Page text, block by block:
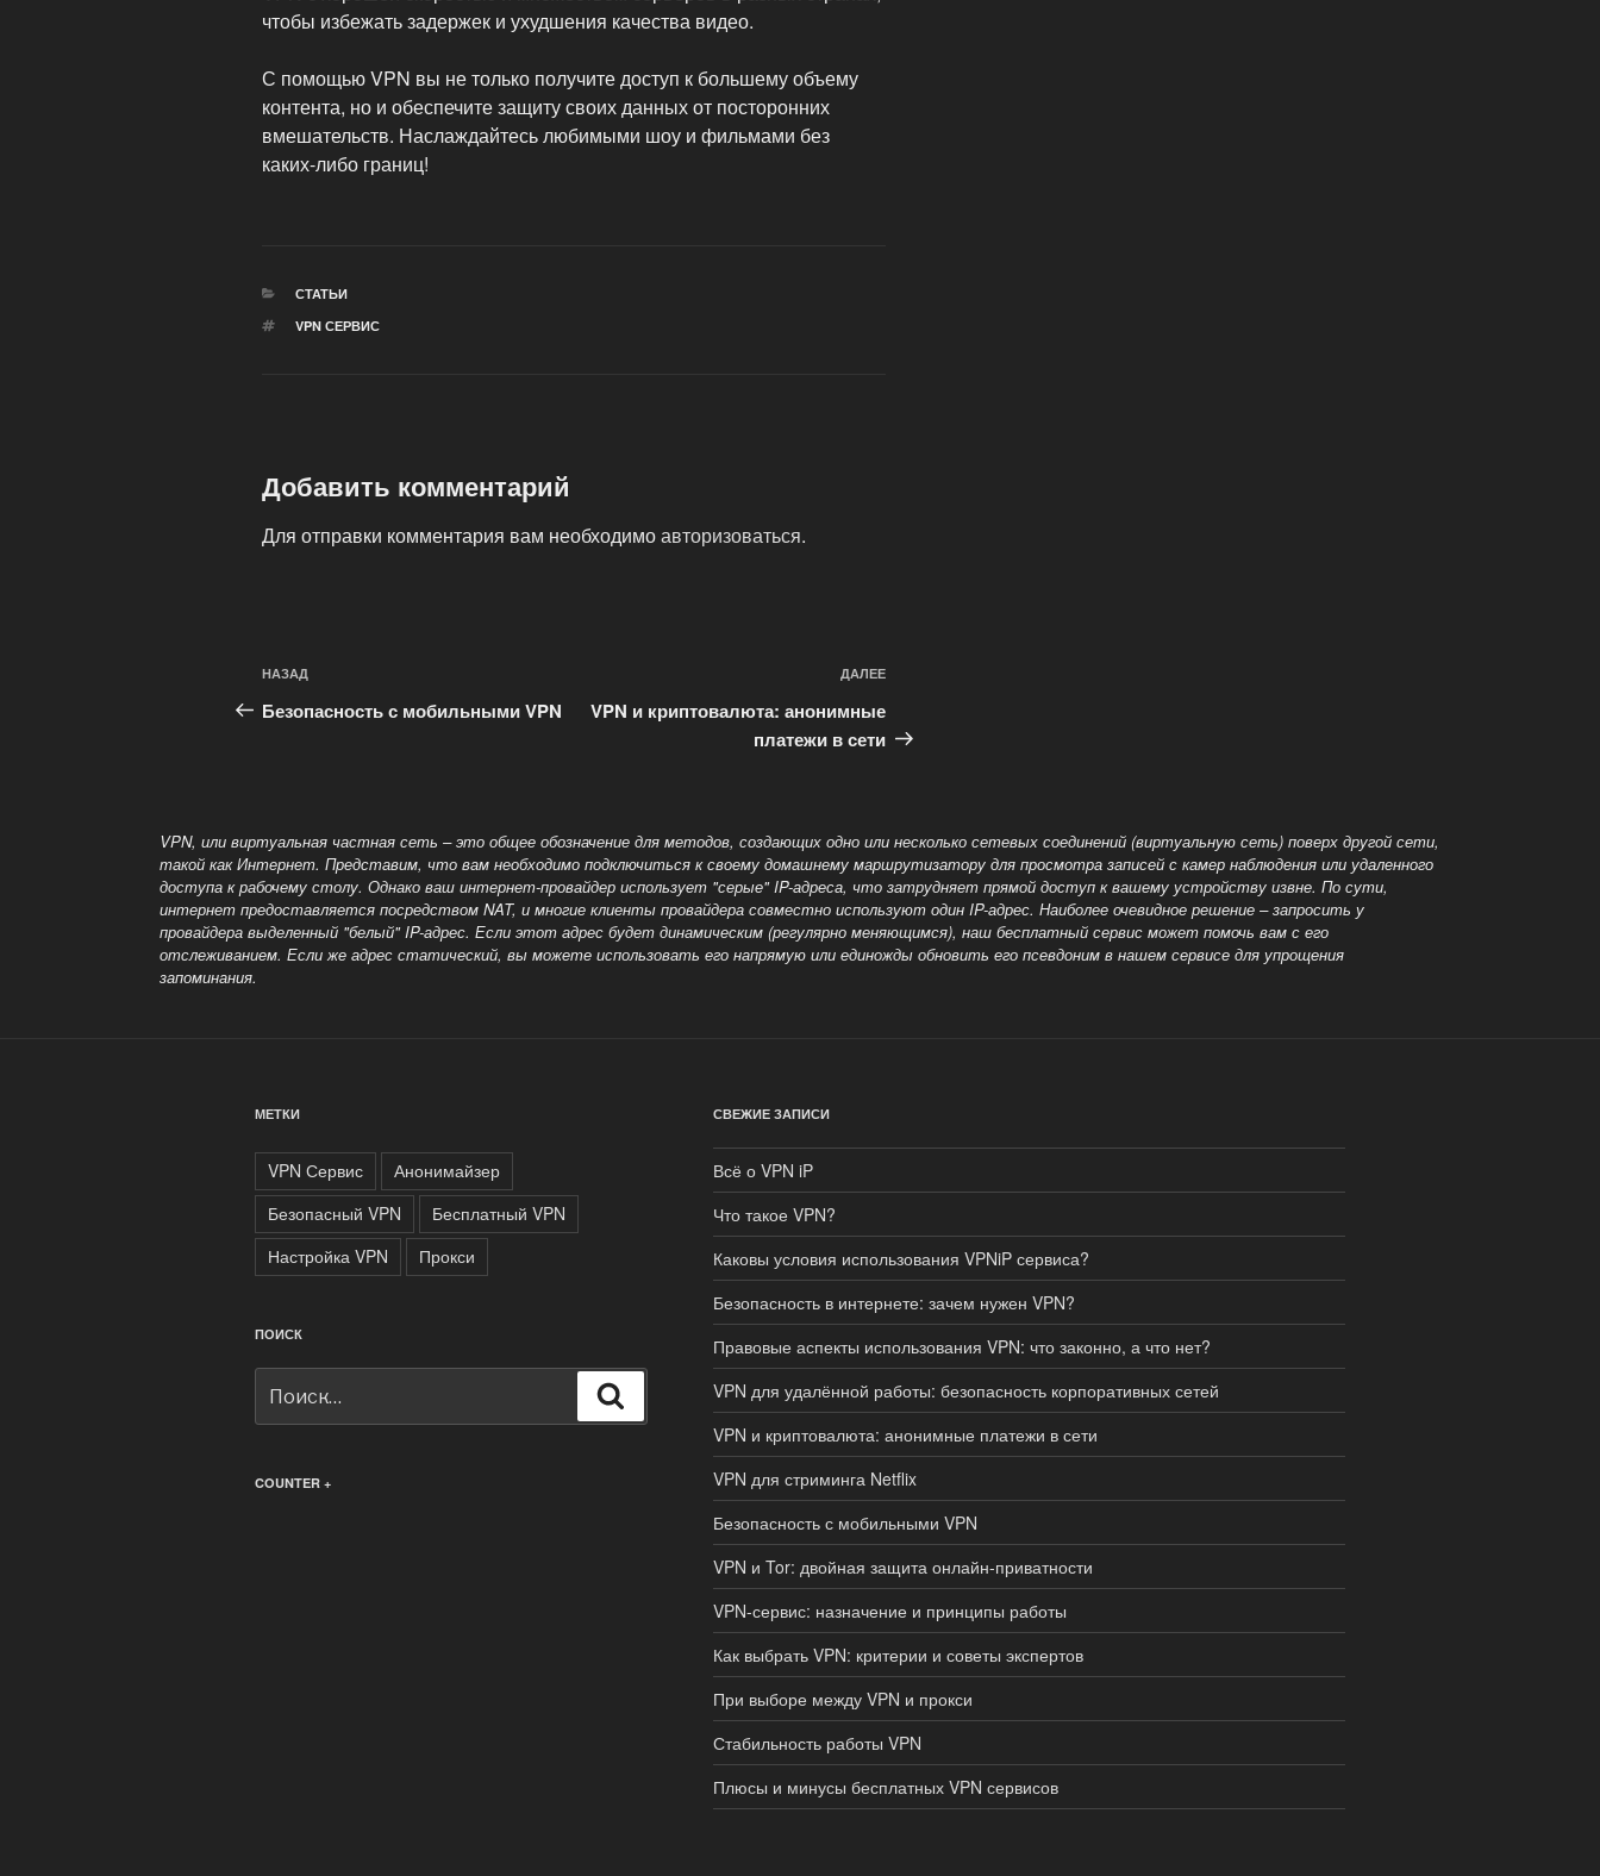
чтобы избежать задержек и ухудшения качества видео.
С помощью VPN вы не только получите доступ к большему объему
контента, но и обеспечите защиту своих данных от посторонних
вмешательств. Наслаждайтесь любимыми шоу и фильмами без
каких-либо границ!
РУБРИКИ
СТАТЬИ
МЕТКИ
VPN СЕРВИС
Добавить комментарий
Для отправки комментария вам необходимоавторизоваться.
Навигация
по
Предыдущая
запись:
НАЗАД
Безопасность с мобильными VPN
ДАЛЕЕ
VPN и криптовалюта: анонимные
платежи в сети
VPN, или виртуальная частная сеть – это общее обозначение для методов, создающих одно или несколько сетевых соединений (виртуальную сеть) поверх другой сети,
такой какИнтернет. Представим, что вам необходимо подключиться к своему домашнему маршрутизатору для просмотра записей с камер наблюдения или удаленного
доступа к рабочему столу. Однако ваш интернет-провайдер использует "серые" IP-адреса, что затрудняет прямой доступ к вашему устройству извне. По сути,
интернет предоставляется посредством NAT, и многие клиенты провайдера совместно используют один IP-адрес. Наиболее очевидное решение – запросить у
провайдера выделенный "белый" IP-адрес. Если этот адрес будет динамическим (регулярно меняющимся), наш бесплатный сервис может помочь вам с его
отслеживанием. Если же адрес статический, вы можете использовать его напрямую или единожды обновить его псевдоним в нашем сервисе для упрощения
запоминания.
МЕТКИ
VPN Сервис
Анонимайзер
Безопасный VPN
Бесплатный VPN
Настройка VPN
Прокси
ПОИСК
COUNTER +
СВЕЖИЕ ЗАПИСИ
Всё о VPN iP
Что такое VPN?
Каковы условия использования VPNiP сервиса?
Безопасность в интернете: зачем нужен VPN?
Правовые аспекты использования VPN: что законно, а что нет?
VPN для удалённой работы: безопасность корпоративных сетей
VPN и криптовалюта: анонимные платежи в сети
VPN для стриминга Netflix
Безопасность с мобильными VPN
VPN и Tor: двойная защита онлайн-приватности
VPN-сервис: назначение и принципы работы
Как выбрать VPN: критерии и советы экспертов
При выборе между VPN и прокси
Стабильность работы VPN
Плюсы и минусы бесплатных VPN сервисов